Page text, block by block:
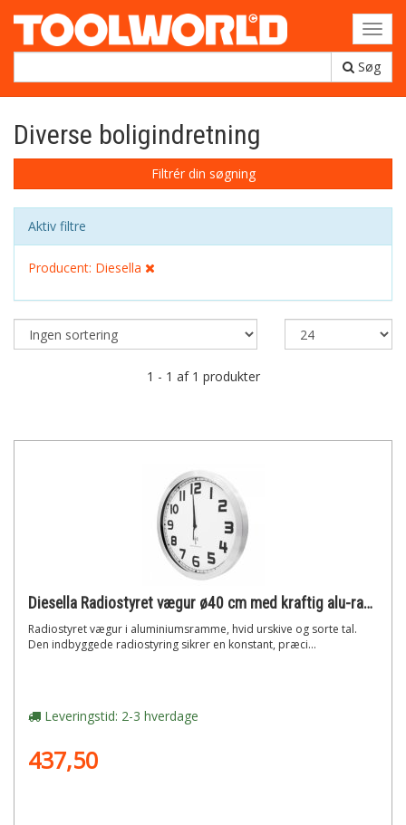
Søg
Diverse boligindretning
Filtrér din søgning
Aktiv filtre
Producent: Diesella
1 - 1 af 1 produkter
Diesella Radiostyret vægur ø40 cm med kraftig alu-ramme og klassisk hvid urskive
Radiostyret vægur i aluminiumsramme, hvid urskive og sorte tal.
Den indbyggede radiostyring sikrer en konstant, præci...
Leveringstid: 2-3 hverdage
437,50